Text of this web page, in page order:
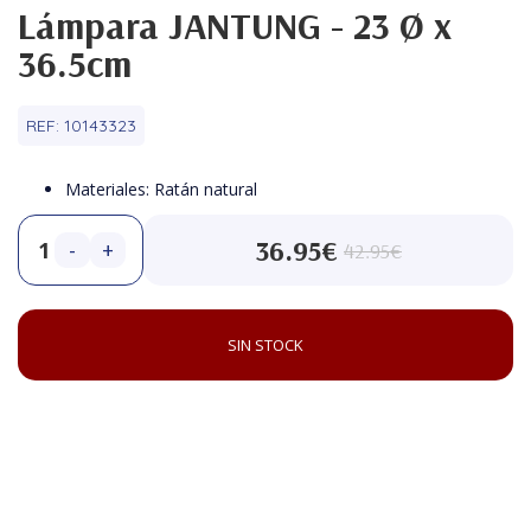
Lámpara JANTUNG - 23 Ø x
36.5cm
REF: 10143323
Materiales: Ratán natural
- + 36.95€ 42.95€
SIN STOCK